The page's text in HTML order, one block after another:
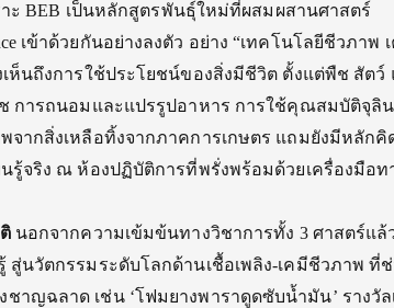
าะ BEB เป็นหลักสูตรพันธุ์ใหม่ที่ผสมผสานศาสตร์
เข้าด้วยกันอย่างลงตัว อย่าง “เทคโนโลยีชีวภาพ
ห็นถึงการใช้ประโยชน์ของสิ่งมีชีวิต ตั้งแต่พืช สัตว์
การถนอมและแปรรูปอาหาร การใช้คุณสมบัติจุลิ
ากสิ่งเหลือทิ้งจากภาคการเกษตร แถมยังมีหลักคิ
รู้จริง ณ ห้องปฏิบัติการที่พรั่งพร้อมด้วยเครื่องมือท
นอกจากความเข้มข้นทางวิชาการทั้ง 3 ศาสตร์แล้
นวัตกรรมระดับโลกด้านเชื้อเพลิง-เคมีชีวภาพ ที่
าญฉลาด เช่น ‘โฟมยางพาราดูดซับน้ำมัน’ รางวั